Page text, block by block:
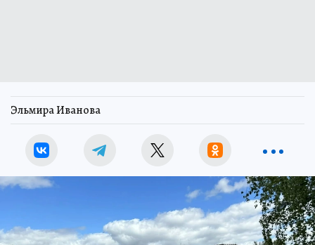
Эльмира Иванова